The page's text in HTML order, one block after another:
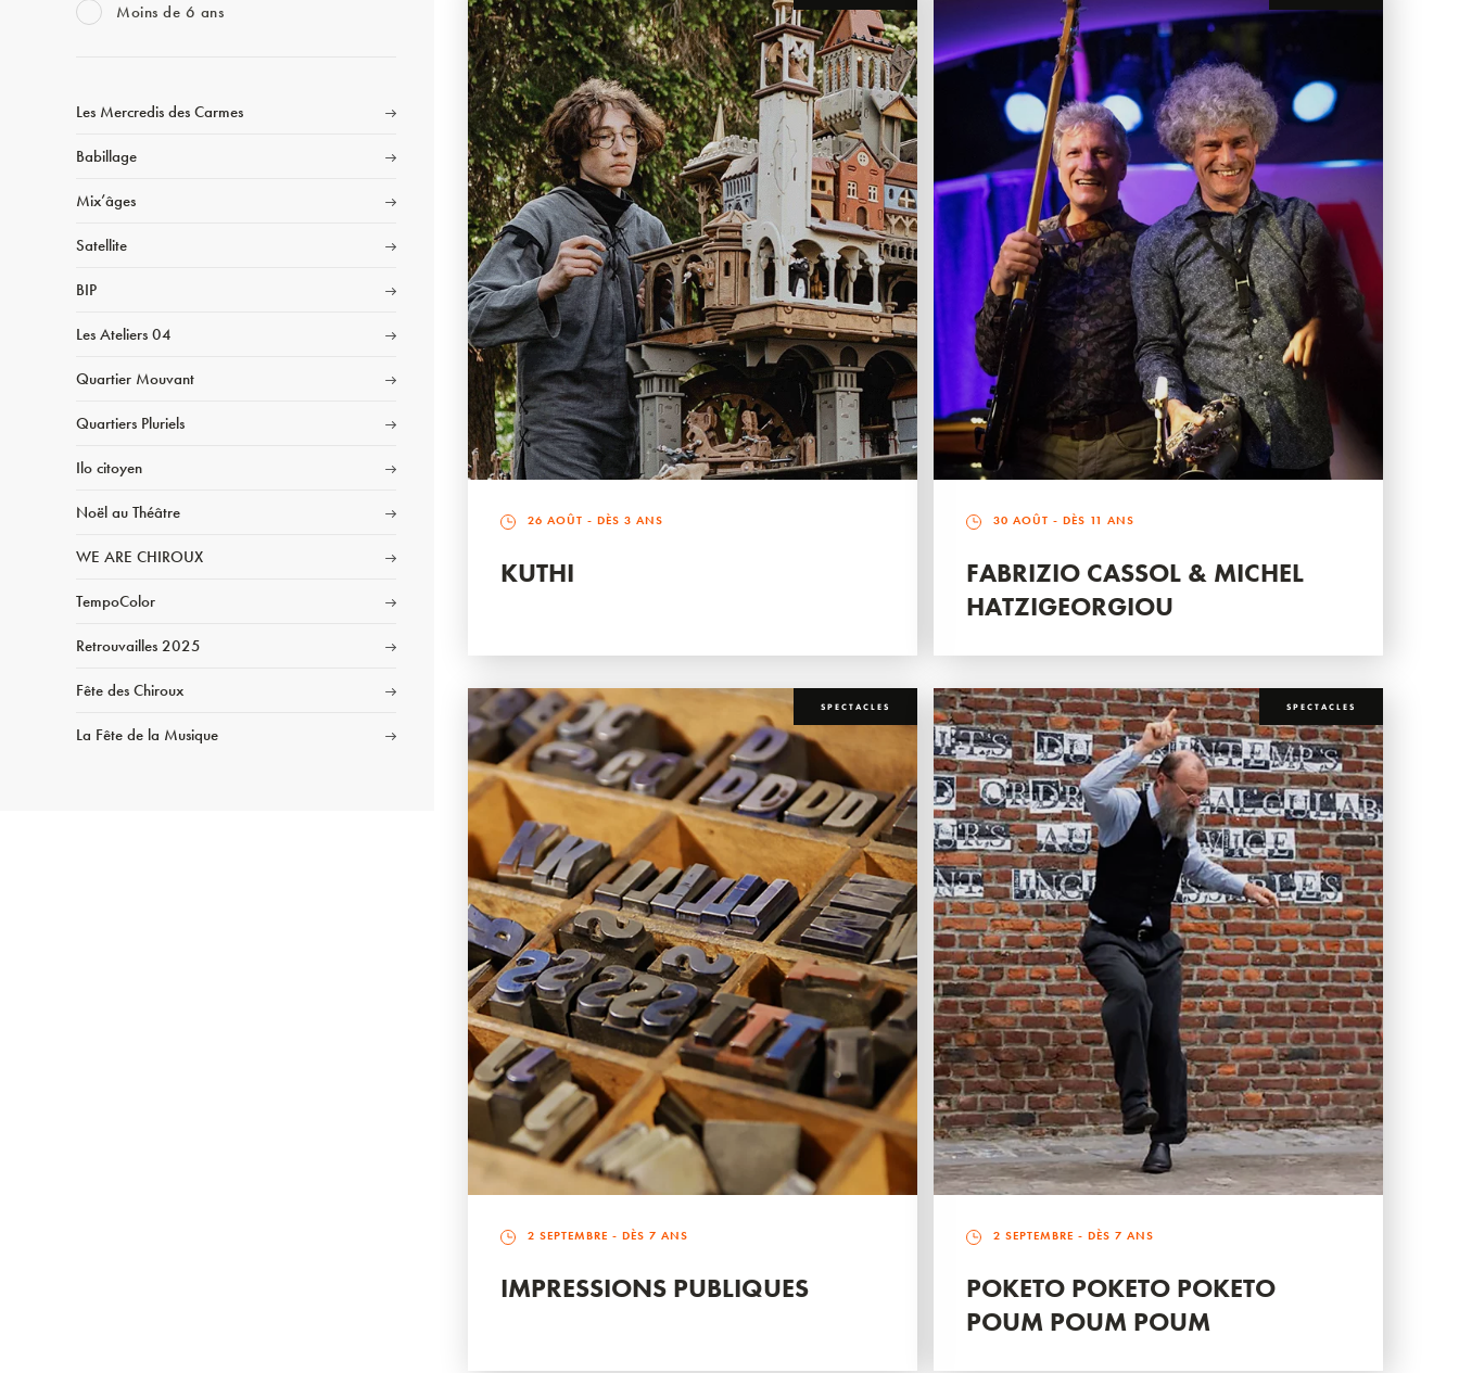
Moins de 6 ans
Les Mercredis des Carmes
Babillage
Mix’âges
Satellite
BIP
Les Ateliers 04
Quartier Mouvant
Quartiers Pluriels
Ilo citoyen
Noël au Théâtre
WE ARE CHIROUX
TempoColor
Retrouvailles 2025
Fête des Chiroux
La Fête de la Musique
26 AOÛT - DÈS 3 ANS
KUTHI
30 AOÛT - DÈS 11 ANS
FABRIZIO CASSOL & MICHEL
HATZIGEORGIOU
SPECTACLES
2 SEPTEMBRE - DÈS 7 ANS
IMPRESSIONS PUBLIQUES
SPECTACLES
2 SEPTEMBRE - DÈS 7 ANS
POKETO POKETO POKETO
POUM POUM POUM